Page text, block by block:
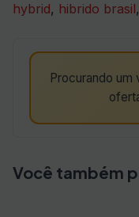
hybrid, hibrido brasil,
Procurando um
Você também